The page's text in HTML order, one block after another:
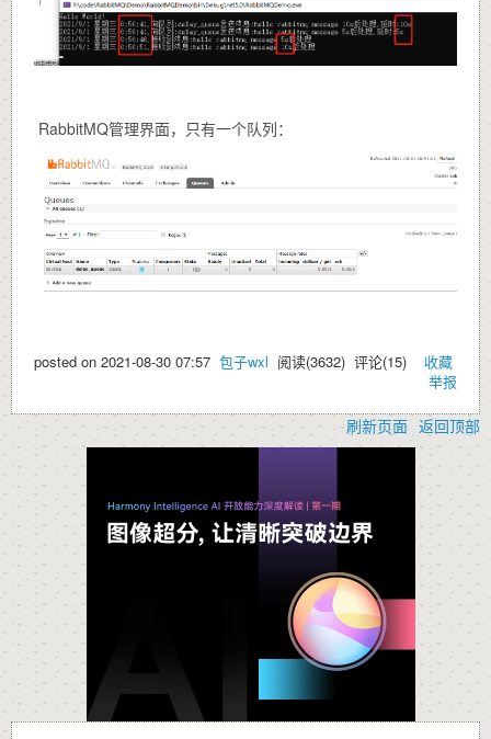
RabbitMQ管理界面，只有一个队列：
posted on 2021-08-30 07:57 包子wxl 阅读(3632) 评论(15) 收藏
举报
刷新页面 返回顶部